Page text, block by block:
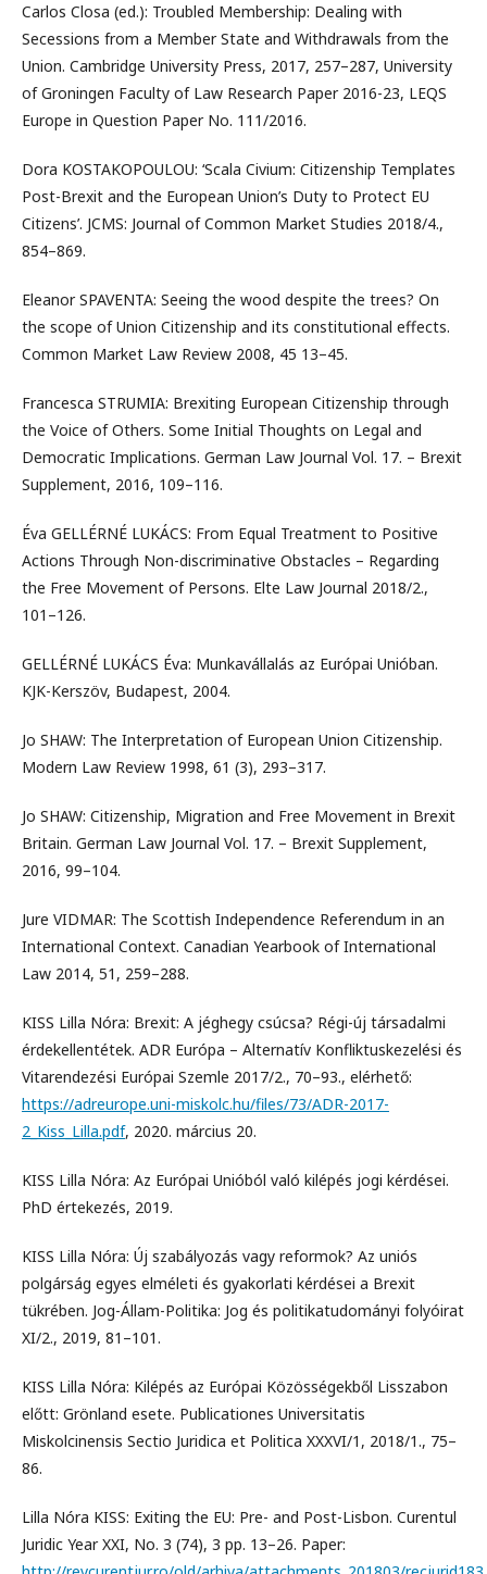
Carlos Closa (ed.): Troubled Membership: Dealing with
Secessions from a Member State and Withdrawals from the
Union. Cambridge University Press, 2017, 257–287, University
of Groningen Faculty of Law Research Paper 2016-23, LEQS
Europe in Question Paper No. 111/2016.
Dora KOSTAKOPOULOU: ‘Scala Civium: Citizenship Templates
Post-Brexit and the European Union’s Duty to Protect EU
Citizens’. JCMS: Journal of Common Market Studies 2018/4.,
854–869.
Eleanor SPAVENTA: Seeing the wood despite the trees? On
the scope of Union Citizenship and its constitutional effects.
Common Market Law Review 2008, 45 13–45.
Francesca STRUMIA: Brexiting European Citizenship through
the Voice of Others. Some Initial Thoughts on Legal and
Democratic Implications. German Law Journal Vol. 17. – Brexit
Supplement, 2016, 109–116.
Éva GELLÉRNÉ LUKÁCS: From Equal Treatment to Positive
Actions Through Non-discriminative Obstacles – Regarding
the Free Movement of Persons. Elte Law Journal 2018/2.,
101–126.
GELLÉRNÉ LUKÁCS Éva: Munkavállalás az Európai Unióban.
KJK-Kerszöv, Budapest, 2004.
Jo SHAW: The Interpretation of European Union Citizenship.
Modern Law Review 1998, 61 (3), 293–317.
Jo SHAW: Citizenship, Migration and Free Movement in Brexit
Britain. German Law Journal Vol. 17. – Brexit Supplement,
2016, 99–104.
Jure VIDMAR: The Scottish Independence Referendum in an
International Context. Canadian Yearbook of International
Law 2014, 51, 259–288.
KISS Lilla Nóra: Brexit: A jéghegy csúcsa? Régi-új társadalmi
érdekellentétek. ADR Európa – Alternatív Konfliktuskezelési és
Vitarendezési Európai Szemle 2017/2., 70–93., elérhető:
https://adreurope.uni-miskolc.hu/files/73/ADR-2017-
2_Kiss_Lilla.pdf, 2020. március 20.
KISS Lilla Nóra: Az Európai Unióból való kilépés jogi kérdései.
PhD értekezés, 2019.
KISS Lilla Nóra: Új szabályozás vagy reformok? Az uniós
polgárság egyes elméleti és gyakorlati kérdései a Brexit
tükrében. Jog-Állam-Politika: Jog és politikatudományi folyóirat
XI/2., 2019, 81–101.
KISS Lilla Nóra: Kilépés az Európai Közösségekből Lisszabon
előtt: Grönland esete. Publicationes Universitatis
Miskolcinensis Sectio Juridica et Politica XXXVI/1, 2018/1., 75–
86.
Lilla Nóra KISS: Exiting the EU: Pre- and Post-Lisbon. Curentul
Juridic Year XXI, No. 3 (74), 3 pp. 13–26. Paper: